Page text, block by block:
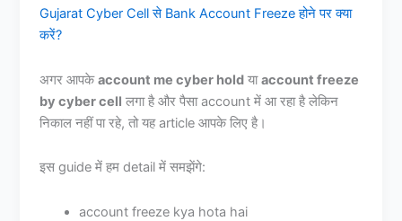
Gujarat Cyber Cell से Bank Account Freeze होने पर क्या
करें?
अगर आपकेaccount me cyber hold याaccount freeze
by cyber cell लगा है और पैसा account में आ रहा है लेकिन
निकाल नहीं पा रहे, तो यह article आपके लिए है।
इस guide में हम detail में समझेंगे:
account freeze kya hota hai